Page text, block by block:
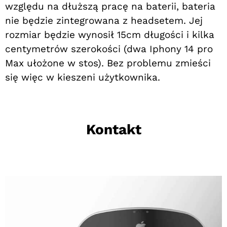
względu na dłuższą pracę na baterii, bateria
nie będzie zintegrowana z headsetem. Jej
rozmiar będzie wynosił 15cm długości i kilka
centymetrów szerokości (dwa Iphony 14 pro
Max ułożone w stos). Bez problemu zmieści
się więc w kieszeni użytkownika.
Kontakt